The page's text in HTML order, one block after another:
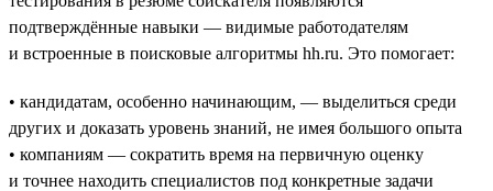
подтверждённые навыки — видимые работодателям
и встроенные в поисковые алгоритмы hh.ru. Это помогает:
• кандидатам, особенно начинающим, — выделиться среди
других и доказать уровень знаний, не имея большого опыта
• компаниям — сократить время на первичную оценку
и точнее находить специалистов под конкретные задачи